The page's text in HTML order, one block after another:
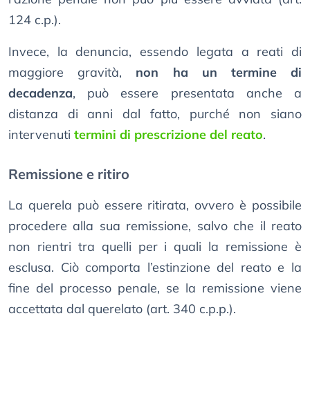
124 c.p.).
Invece, la denuncia, essendo legata a reati di
maggiore gravità, non ha un termine di
decadenza, può essere presentata anche a
distanza di anni dal fatto, purché non siano
intervenuti termini di prescrizione del reato.
Remissione e ritiro
La querela può essere ritirata, ovvero è possibile
procedere alla sua remissione, salvo che il reato
non rientri tra quelli per i quali la remissione è
esclusa. Ciò comporta l’estinzione del reato e la
fine del processo penale, se la remissione viene
accettata dal querelato (art. 340 c.p.p.).